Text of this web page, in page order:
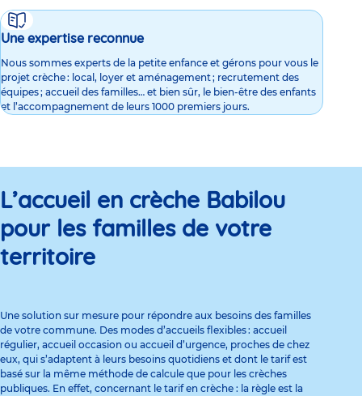
Une expertise reconnue
Nous sommes experts de la petite enfance et gérons pour vous le
projet crèche : local, loyer et aménagement ; recrutement des
équipes ; accueil des familles… et bien sûr, le bien-être des enfants
et l’accompagnement de leurs 1000 premiers jours.
L’accueil en crèche Babilou
pour les familles de votre
territoire
Une solution sur mesure pour répondre aux besoins des familles
de votre commune. Des modes d’accueils flexibles : accueil
régulier, accueil occasion ou accueil d’urgence, proches de chez
eux, qui s’adaptent à leurs besoins quotidiens et dont le tarif est
basé sur la même méthode de calcule que pour les crèches
publiques. En effet, concernant le tarif en crèche : la règle est la